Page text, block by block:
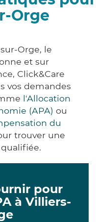
Orge
Orge, le
et sur
Click&Care
vos demandes
l'Allocation
(APA) ou
du
trouver une
pour
à Villiers-